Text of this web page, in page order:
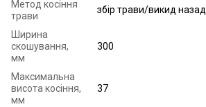
Метод косіння
трави
збір трави/викид назад
Ширина
скошування,
мм
300
Максимальна
висота косіння,
мм
37